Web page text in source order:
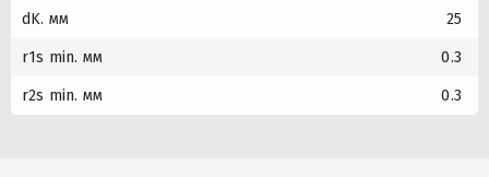
dK. мм 25
r1s min. мм 0.3
r2s min. мм 0.3